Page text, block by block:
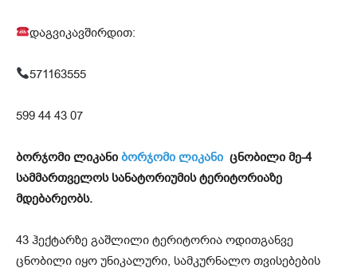
დაგვიკავშირდით:
571163555
599 44 43 07
ბორჯომი ლიკანი ბორჯომი ლიკანი ცნობილი მე-4
სამმართველოს სანატორიუმის ტერიტორიაზე
მდებარეობს.
43 ჰექტარზე გაშლილი ტერიტორია ოდითგანვე
ცნობილი იყო უნიკალური, სამკურნალო თვისებების